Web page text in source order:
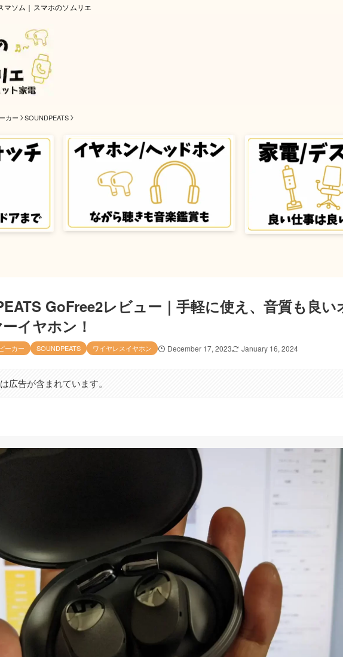
マソム｜スマホのソムリエ
カー SOUNDPEATS
GoFree2レビュー｜手軽に使え、音質も良い
イヤホン！
ーカー SOUNDPEATS ワイヤレスイヤホン December 17, 2023 January 16, 2024
広告が含まれています。